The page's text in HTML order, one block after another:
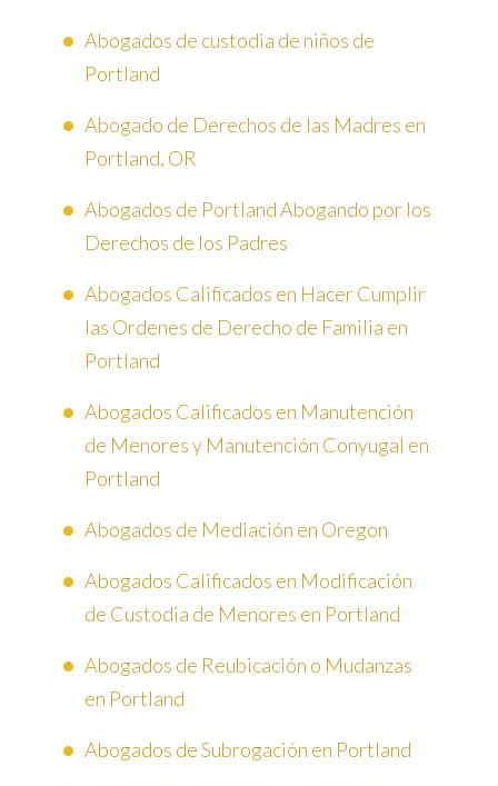
Abogados de custodia de niños de
Portland
Abogado de Derechos de las Madres en
Portland, OR
Abogados de Portland Abogando por los
Derechos de los Padres
Abogados Calificados en Hacer Cumplir
las Ordenes de Derecho de Familia en
Portland
Abogados Calificados en Manutención
de Menores y Manutención Conyugal en
Portland
Abogados de Mediación en Oregon
Abogados Calificados en Modificación
de Custodia de Menores en Portland
Abogados de Reubicación o Mudanzas
en Portland
Abogados de Subrogación en Portland